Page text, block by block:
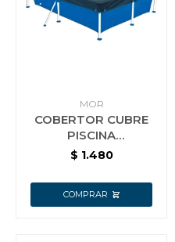
MOR
COBERTOR CUBRE
PISCINA
ESTRUCTURAL MOR
$ 1.480